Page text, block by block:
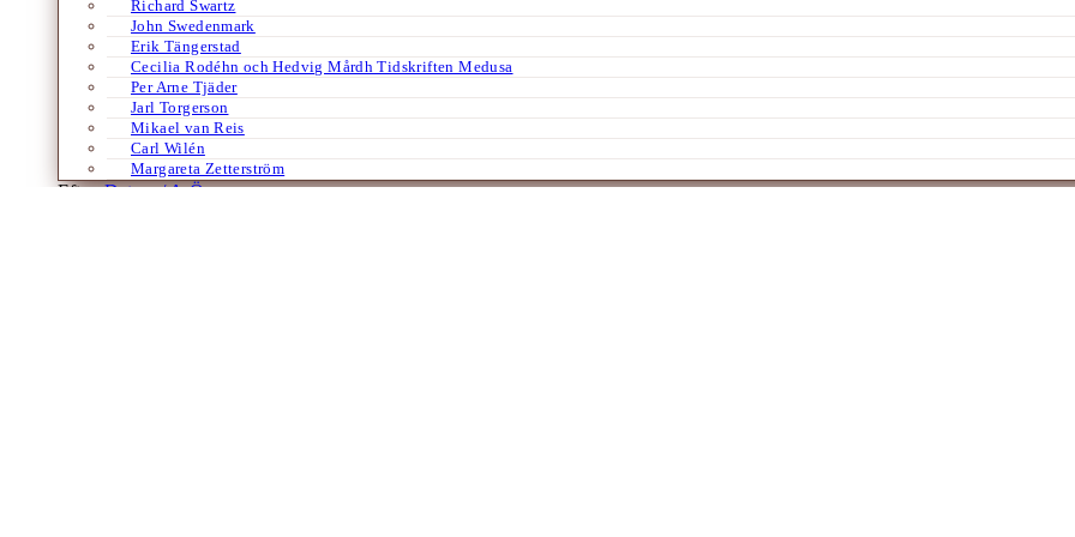
Richard Swartz
John Swedenmark
Erik Tängerstad
Cecilia Rodéhn och Hedvig Mårdh Tidskriften Medusa
Per Arne Tjäder
Jarl Torgerson
Mikael van Reis
Carl Wilén
Margareta Zetterström
Efter:Datum /A-Ö